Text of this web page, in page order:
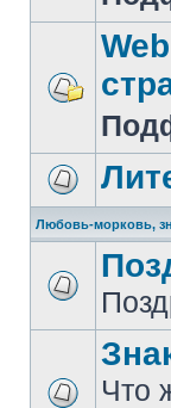
Любовь-морковь,
Что